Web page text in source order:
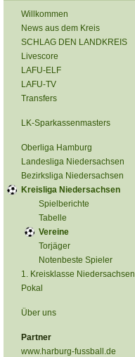
Willkommen
News aus dem Kreis
SCHLAG DEN LANDKREIS
Livescore
LAFU-ELF
LAFU-TV
Transfers
LK-Sparkassenmasters
Oberliga Hamburg
Landesliga Niedersachsen
Bezirksliga Niedersachsen
Kreisliga Niedersachsen
Spielberichte
Tabelle
Vereine
Torjäger
Notenbeste Spieler
1. Kreisklasse Niedersachsen
Pokal
Über uns
Partner
www.harburg-fussball.de